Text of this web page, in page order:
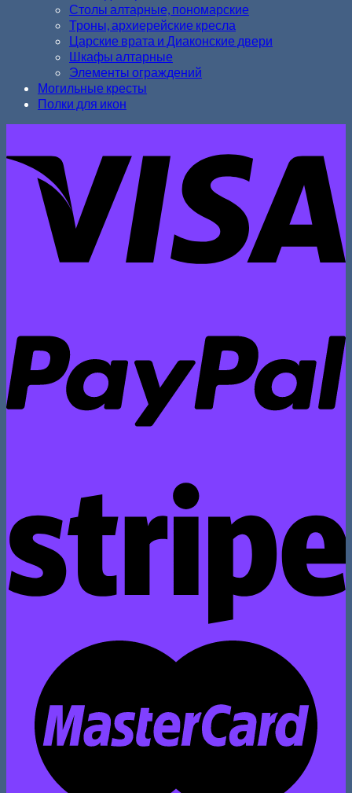
Столы алтарные, пономарские
Троны, архиерейские кресла
Царские врата и Диаконские двери
Шкафы алтарные
Элементы ограждений
Могильные кресты
Полки для икон